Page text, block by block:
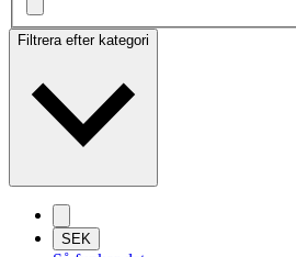
Filtrera efter kategori
SEK